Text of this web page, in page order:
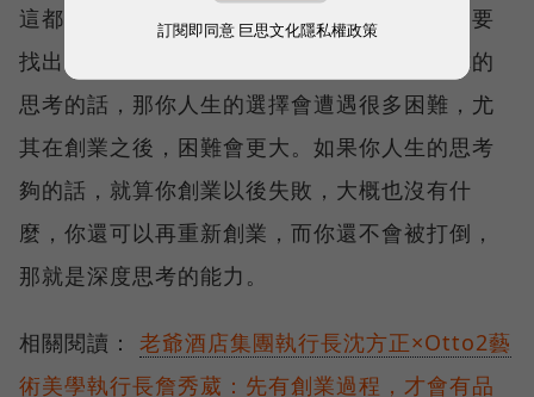
這都是人生很深度的思考，你思考的角度一定要
找出自己的定位。如果都是外在條件來決定你的
思考的話，那你人生的選擇會遭遇很多困難，尤
其在創業之後，困難會更大。如果你人生的思考
夠的話，就算你創業以後失敗，大概也沒有什
麼，你還可以再重新創業，而你還不會被打倒，
那就是深度思考的能力。
相關閱讀： 老爺酒店集團執行長沈方正×Otto2藝
術美學執行長詹秀葳：先有創業過程，才會有品
訂閱即同意 巨思文化隱私權政策